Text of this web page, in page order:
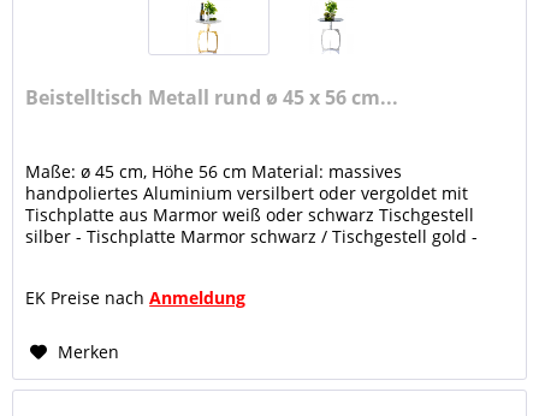
Beistelltisch Metall rund ø 45 x 56 cm...
Maße: ø 45 cm, Höhe 56 cm Material: massives
handpoliertes Aluminium versilbert oder vergoldet mit
Tischplatte aus Marmor weiß oder schwarz Tischgestell
silber - Tischplatte Marmor schwarz / Tischgestell gold -
EK Preise nachAnmeldung
Merken